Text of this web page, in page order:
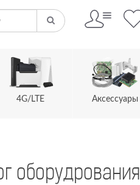
4G/LTE Аксессуары
оборудрования